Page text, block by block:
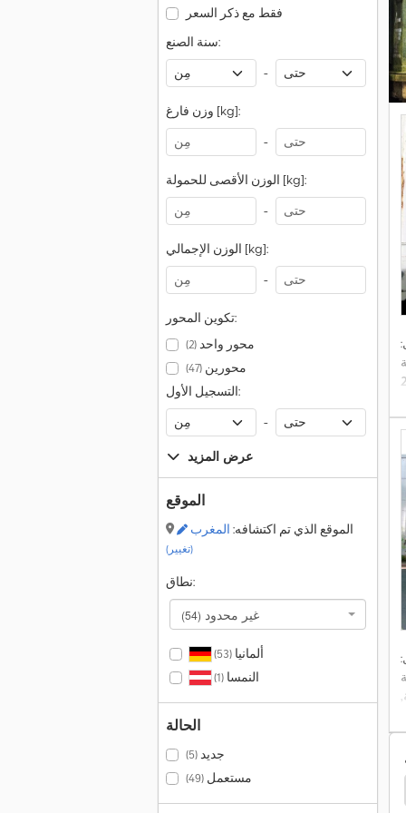
فقط مع ذكر السعر
سنة الصنع:
-
وزن فارغ [kg]:
-
الوزن الأقصى للحمولة [kg]:
-
الوزن الإجمالي [kg]:
-
تكوين المحور:
محور واحد(2)
محورين(47)
التسجيل الأول:
-
عرض المزيد
الموقع
الموقع الذي تم اكتشافه: المغرب
(تغيير)
نطاق:
غير محدود (54)
ألمانيا(53)
النمسا(1)
الحالة
جديد(5)
مستعمل(49)